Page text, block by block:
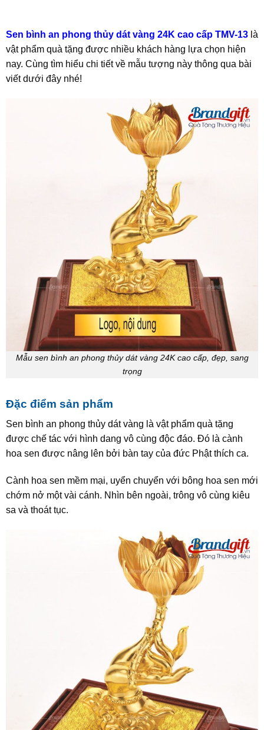
Sen bình an phong thủy dát vàng 24K cao cấp TMV-13là
vật phẩm quà tặng được nhiều khách hàng lựa chọn hiện
nay. Cùng tìm hiểu chi tiết về mẫu tượng này thông qua bài
viết dưới đây nhé!
Mẫu sen bình an phong thủy dát vàng 24K cao cấp, đẹp, sang
trọng
Đặc điểm sản phẩm
Sen bình an phong thủy dát vàng là vật phẩm quà tặng
được chế tác với hình dang vô cùng độc đáo. Đó là cành
hoa sen được nâng lên bởi bàn tay của đức Phật thích ca.
Cành hoa sen mềm mại, uyển chuyển với bông hoa sen mới
chớm nở một vài cánh. Nhìn bên ngoài, trông vô cùng kiêu
sa và thoát tục.